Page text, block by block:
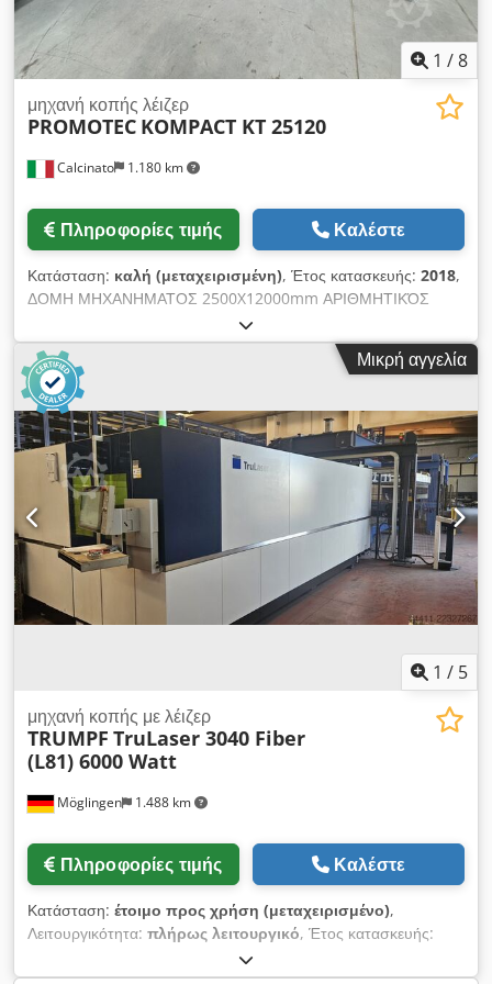
1 /8
Calcinato 1.180 km
μηχανή κοπής λέιζερ
PROMOTEC KOMPACT KT 25120
Πληροφορίες τιμής Καλέστε
Κατάσταση: καλή (μεταχειρισμένη), Έτος κατασκευής: 2018,
ΔΟΜΗ ΜΗΧΑΝΗΜΑΤΟΣ 2500X12000mm ΑΡΙΘΜΗΤΙΚΌΣ
ΈΛΕΓΧΟΣ HEXA GV500 ΕΛΕΓΧΟΣ ΥΨΟΥΣ ΚΕΦΑΛΉ
ΠΛΆΣΜΑΤΟΣ ISO30 6 ΕΡΓΑΛΕΊΩΝ ΜΗΧΑΝΉ ΔΙΆΤΡΗΣΗΣ
REVOLVER Chodpfx Ajq Abwpjnqea ΠΕΡΙΛΑΜΒΑΝΟΝΤΑΙ:
ΓΕΝΝΉΤΡΙΑ HYPERTHERM 400A ΕΓΓΎΗΣΗ 6 ΜΗΝΏΝ
Μικρή αγγελία
1 / 5
Möglingen 1.488 km
μηχανή κοπής με λέιζερ
TRUMPF TruLaser 3040 Fiber
(L81) 6000 Watt
Πληροφορίες τιμής Καλέστε
Κατάσταση: έτοιμο προς χρήση (μεταχειρισμένο),
Λειτουργικότητα: πλήρως λειτουργικό, Έτος κατασκευής:
, Μηχανή κοπής με λέιζερ CNC
TruLaser 3040 Fiber (L81) 6000 Watt X Μέγιστη περιοχή